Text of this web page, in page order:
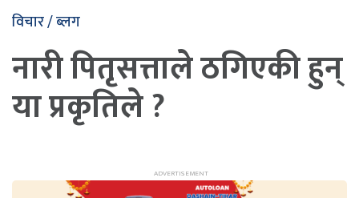
विचार / ब्लग
नारी पितृसत्ताले ठगिएकी हुन्
या प्रकृतिले ?